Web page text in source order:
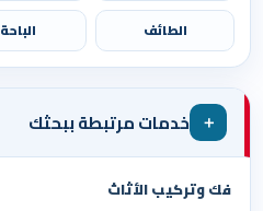
الطائف الباحة
＋ خدمات مرتبطة ببحثك
فك وتركيب الأثاث